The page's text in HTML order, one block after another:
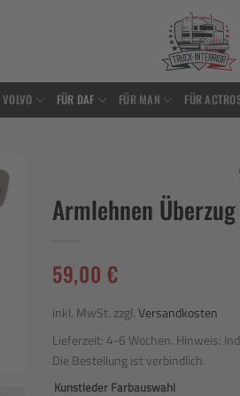
FÜR DAF FÜR MAN FÜR
Armlehnen
59,00€
inkl. MwSt. zzgl.Versandkosten
Lieferzeit: 4-6 Wochen. Hinweis:
Die Bestellung ist verbindlich.
Kunstleder Farbauswahl